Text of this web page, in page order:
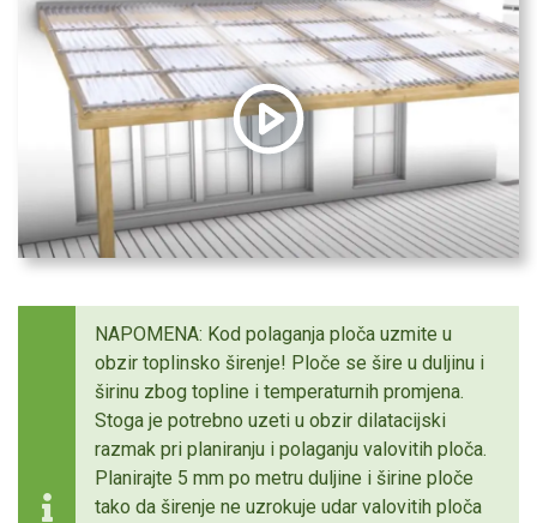
NAPOMENA: Kod polaganja ploča uzmite u
obzir toplinsko širenje! Ploče se šire u duljinu i
širinu zbog topline i temperaturnih promjena.
Stoga je potrebno uzeti u obzir dilatacijski
razmak pri planiranju i polaganju valovitih ploča.
Planirajte 5 mm po metru duljine i širine ploče
tako da širenje ne uzrokuje udar valovitih ploča